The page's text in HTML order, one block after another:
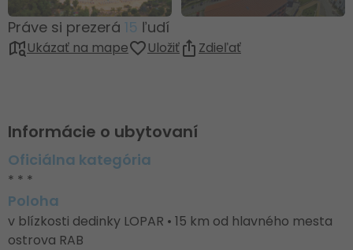
Práve si prezerá 15 ľudí
Ukázať na mape Uložiť Zdieľať
Informácie o ubytovaní
Oficiálna kategória
* * *
Poloha
v blízkosti dedinky LOPAR • 15 km od hlavného mesta
ostrova RAB